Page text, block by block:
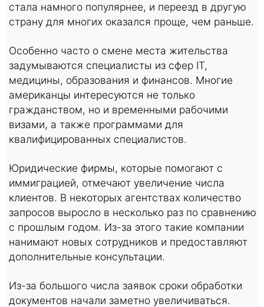
стала намного популярнее, и переезд в другую
страну для многих оказался проще, чем раньше.
Особенно часто о смене места жительства
задумываются специалисты из сфер IT,
медицины, образования и финансов. Многие
американцы интересуются не только
гражданством, но и временными рабочими
визами, а также программами для
квалифицированных специалистов.
Юридические фирмы, которые помогают с
иммиграцией, отмечают увеличение числа
клиентов. В некоторых агентствах количество
запросов выросло в несколько раз по сравнению
с прошлым годом. Из-за этого такие компании
нанимают новых сотрудников и предоставляют
дополнительные консультации.
Из-за большого числа заявок сроки обработки
документов начали заметно увеличиваться.